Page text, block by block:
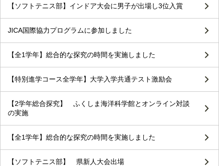
【ソフトテニス部】インドア大会に男子が出場し3位入賞
JICA国際協力プログラムに参加しました
【全1学年】総合的な探究の時間を実施しました
【特別進学コース全学年】大学入学共通テスト激励会
【2学年総合探究】 ふくしま海洋科学館とオンライン対談
の実施
【全1学年】総合的な探究の時間を実施しました
【ソフトテニス部】 県新人大会出場